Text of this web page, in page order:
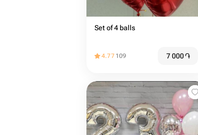
Set of 4 balls
4.77 109 7 000֏